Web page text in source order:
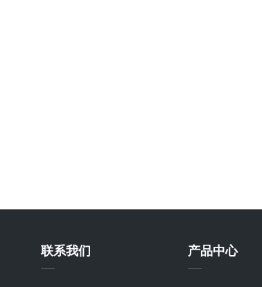
联系我们 产品中心